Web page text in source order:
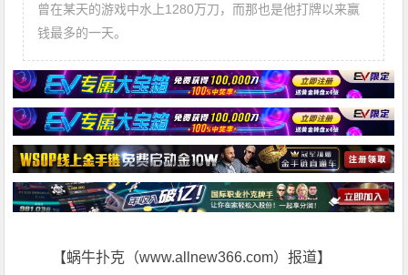
曾在某天的游戏中水上1280万刀，而那也是他打牌以来赢
钱最多的一天。
【蜗牛扑克（www.allnew366.com）报道】